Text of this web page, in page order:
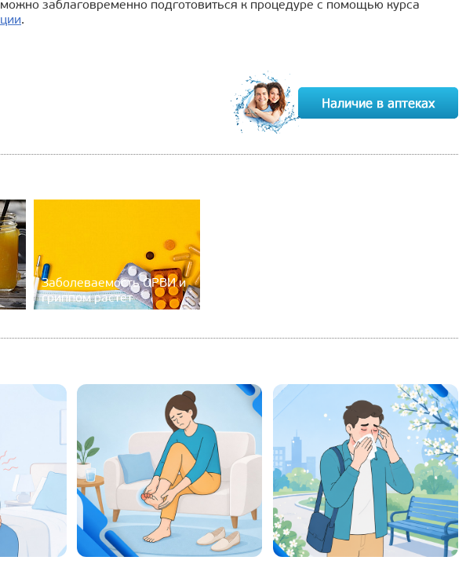
заблаговременно подготовиться к процедуре с помощью курса
.
Заболеваемость ОРВИ и
гриппом растет